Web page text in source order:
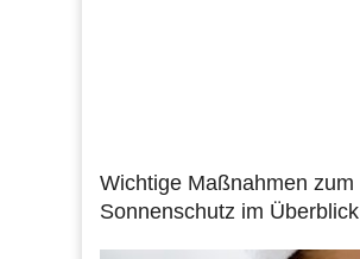
Wichtige Maßnahmen zum
Sonnenschutz im Überblick